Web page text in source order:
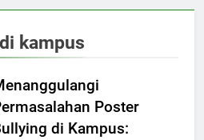
kampus
Poster
di Kampus: